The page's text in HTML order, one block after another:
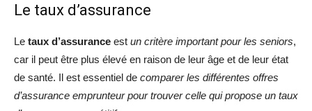
Le taux d’assurance
Le taux d’assurance est un critère important pour les seniors,
car il peut être plus élevé en raison de leur âge et de leur état
de santé. Il est essentiel de comparer les différentes offres
d’assurance emprunteur pour trouver celle qui propose un taux